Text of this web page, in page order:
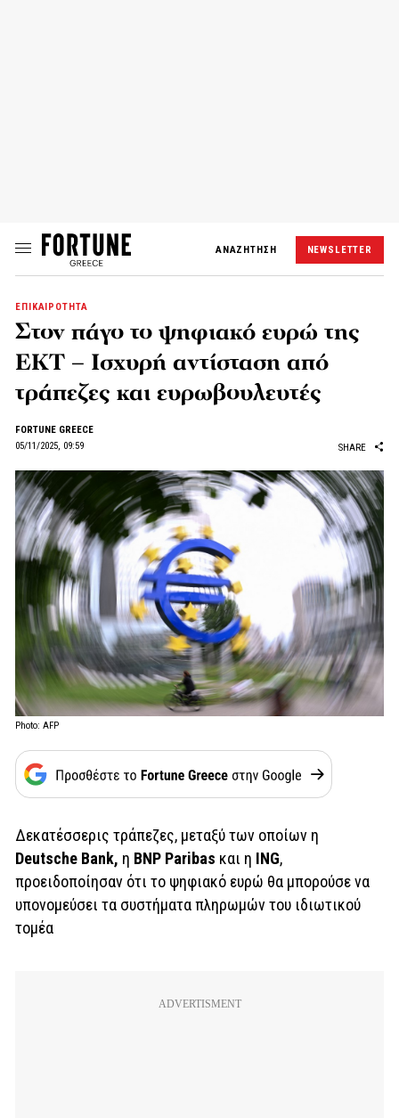
ΑΝΑΖΗΤΗΣΗ NEWSLETTER
ΕΠΙΚΑΙΡΟΤΗΤΑ
Στον πάγο το ψηφιακό ευρώ της
ΕΚΤ – Ισχυρή αντίσταση από
τράπεζες και ευρωβουλευτές
FORTUNE GREECE
05/11/2025, 09:59
SHARE
Photo: AFP
Δεκατέσσερις τράπεζες, μεταξύ των οποίων η
Deutsche Bank, η BNP Paribas και η ING,
προειδοποίησαν ότι το ψηφιακό ευρώ θα μπορούσε να
υπονομεύσει τα συστήματα πληρωμών του ιδιωτικού
τομέα